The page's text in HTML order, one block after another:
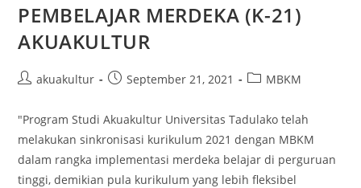
PEMBELAJAR MERDEKA (K-21)
AKUAKULTUR
akuakultur September 21, 2021 MBKM
"Program Studi Akuakultur Universitas Tadulako telah
melakukan sinkronisasi kurikulum 2021 dengan MBKM
dalam rangka implementasi merdeka belajar di perguruan
tinggi, demikian pula kurikulum yang lebih fleksibel